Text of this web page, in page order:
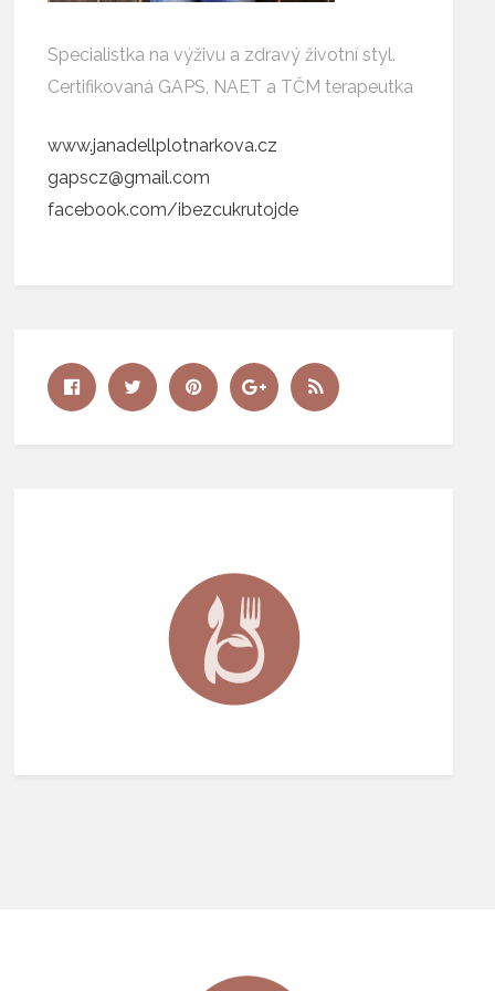
Specialistka na výživu a zdravý životní styl.
Certifikovaná GAPS, NAET a TČM terapeutka
www.janadellplotnarkova.cz
gapscz@gmail.com
facebook.com/ibezcukrutojde